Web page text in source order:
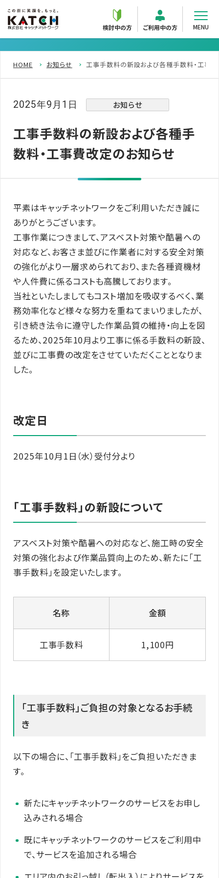
検討中の方 ご利用中の方 MENU
HOME お知らせ 工事手数料の新設および各種手数料・工事
2025年9月1日 お知らせ
工事手数料の新設および各種手
数料・工事費改定のお知らせ
平素はキャッチネットワークをご利用いただき誠に
ありがとうございます。
工事作業につきまして、アスベスト対策や酷暑への
対応など、お客さま並びに作業者に対する安全対策
の強化がより一層求められており、また各種資機材
や人件費に係るコストも高騰しております。
当社といたしましてもコスト増加を吸収するべく、業
務効率化など様々な努力を重ねてまいりましたが、
引き続き法令に遵守した作業品質の維持・向上を図
るため、2025年10月より工事に係る手数料の新設、
並びに工事費の改定をさせていただくこととなりま
した。
改定日
2025年10月1日（水）受付分より
「工事手数料」の新設について
アスベスト対策や酷暑への対応など、施工時の安全
対策の強化および作業品質向上のため、新たに「工
事手数料」を設定いたします。
名称 金額
工事手数料 1,100円
「工事手数料」ご負担の対象となるお手続
き​
以下の場合に、「工事手数料」をご負担いただきま
す。
新たにキャッチネットワークのサービスをお申し
込みされる場合
既にキャッチネットワークのサービスをご利用中
で、サービスを追加される場合